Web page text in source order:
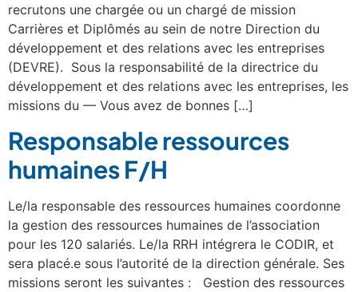
recrutons une chargée ou un chargé de mission
Carrières et Diplômés au sein de notre Direction du
développement et des relations avec les entreprises
(DEVRE). Sous la responsabilité de la directrice du
développement et des relations avec les entreprises, les
missions du — Vous avez de bonnes […]
Responsable ressources
humaines F/H
Le/la responsable des ressources humaines coordonne
la gestion des ressources humaines de l’association
pour les 120 salariés. Le/la RRH intégrera le CODIR, et
sera placé.e sous l’autorité de la direction générale. Ses
missions seront les suivantes : Gestion des ressources